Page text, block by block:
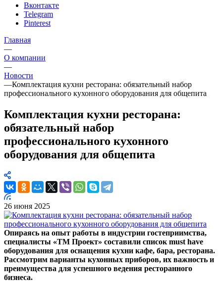
Вконтакте
Telegram
Pinterest
Главная
—
О компании
—
Новости
—Комплектация кухни ресторана: обязательный набор
профессионального кухонного оборудования для общепита
Комплектация кухни ресторана:
обязательный набор
профессионального кухонного
оборудования для общепита
26 июня 2025
Опираясь на опыт работы в индустрии гостеприимства,
специалисты «ТМ Проект» составили список must have
оборудования для оснащения кухни кафе, бара, ресторана.
Рассмотрим варианты кухонных приборов, их важность и
преимущества для успешного ведения ресторанного
бизнеса.